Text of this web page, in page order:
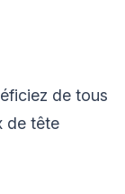
de tous
de tête